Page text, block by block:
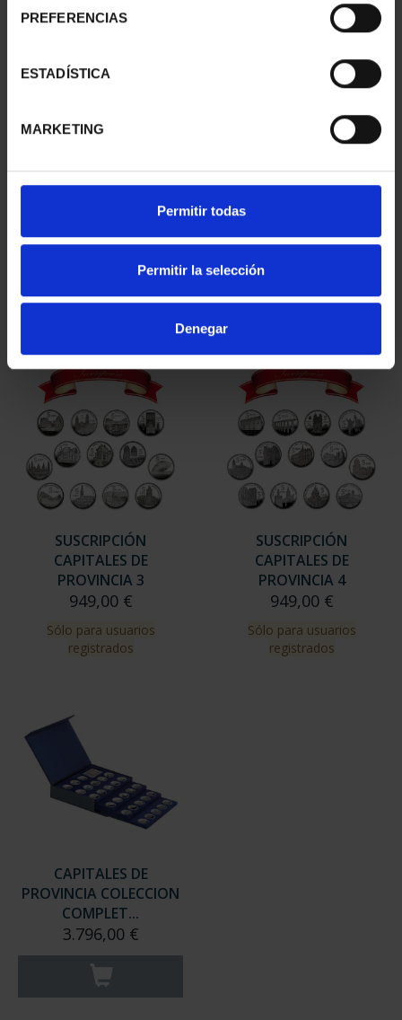
PREFERENCIAS
ESTADÍSTICA
MARKETING
Permitir todas
Permitir la selección
Denegar
PROVINCIA 1
Sólo para usuarios
PROVINCIA 2
Sólo para usuarios
SUSCRIPCIÓN
CAPITALES DE
PROVINCIA 3
949,00 €
Sólo para usuarios
registrados
SUSCRIPCIÓN
CAPITALES DE
PROVINCIA 4
949,00 €
Sólo para usuarios
registrados
CAPITALES DE
PROVINCIA COLECCION
COMPLET...
3.796,00 €